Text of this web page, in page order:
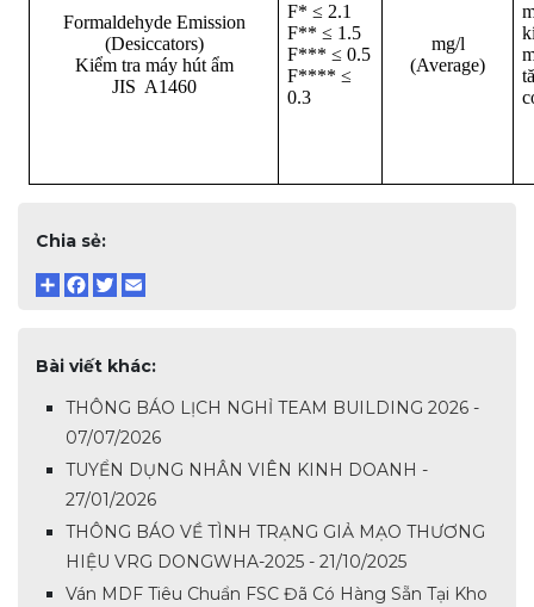
Formaldehyde Emission
(Desiccators)
Kiểm tra máy hút ẩm
JIS A1460
F* ≤ 2.1
F** ≤ 1.5
F*** ≤ 0.5
F**** ≤
0.3
mg/l
(Average)
Chia sẻ:
Bài viết khác:
THÔNG BÁO LỊCH NGHỈ TEAM BUILDING 2026 -
07/07/2026
TUYỂN DỤNG NHÂN VIÊN KINH DOANH -
27/01/2026
THÔNG BÁO VỀ TÌNH TRẠNG GIẢ MẠO THƯƠNG
HIỆU VRG DONGWHA-2025 - 21/10/2025
Ván MDF Tiêu Chuẩn FSC Đã Có Hàng Sẵn Tại Kho